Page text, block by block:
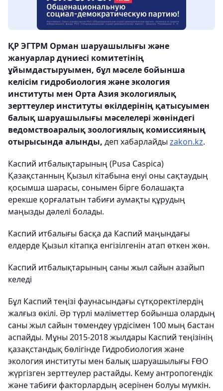
ҚР ЭГТРМ Орман шаруашылығы және
жануарлар дүниесі комитетінің
ұйымдастыруымен, бұл мәселе бойынша
келісім гидробиология және экология
институты мен Орта Азия экологиялық
зерттеулер институты өкілдерінің қатысуымен
балық шаруашылығы мәселелері жөніндегі
ведомствоаралық зоологиялық комиссияның
отырысында алынды, деп хабарлайды zakon.kz.
Каспий итбалықтарының (Pusa Caspica)
Қазақстанның Қызыл кітабына енуі оны сақтаудың
қосымша шарасы, сонымен бірге болашақта
ерекше қорғалатын табиғи аумақты құрудың
маңызды дәлелі болады.
Каспий итбалығы басқа да Каспий маңындағы
елдерде Қызыл кітапқа енгізілгенін атап өткен жөн.
Каспий итбалықтарының саны жыл сайын азайып
келеді
Бұл Каспий теңізі фаунасындағы сүтқоректілердің
жалғыз өкілі. Әр түрлі мәліметтер бойынша олардың
саны жыл сайын төмендеу үрдісімен 100 мың бастан
аспайды. Мұны 2015-2018 жылдары Каспий теңізінің
қазақстандық бөлігінде Гидробиология және
экология институты мен балық шаруашылығы ҒӨО
жүргізген зерттеулер растайды. Кему антропогендік
және табиғи факторлардың әсерінен болуы мүмкін.